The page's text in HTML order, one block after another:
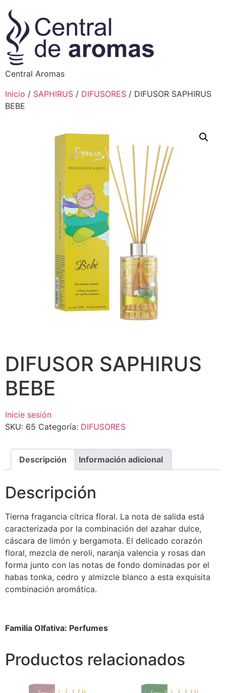
Central Aromas
Inicio / SAPHIRUS / DIFUSORES / DIFUSOR SAPHIRUS
BEBE
DIFUSOR SAPHIRUS
BEBE
Inicie sesión
SKU: 65 Categoría: DIFUSORES
Descripción Información adicional
Descripción
Tierna fragancia cítrica floral. La nota de salida está
caracterizada por la combinación del azahar dulce,
cáscara de limón y bergamota. El delicado corazón
floral, mezcla de neroli, naranja valencia y rosas dan
forma junto con las notas de fondo dominadas por el
habas tonka, cedro y almizcle blanco a esta exquisita
combinación aromática.
Familia Olfativa: Perfumes
Productos relacionados